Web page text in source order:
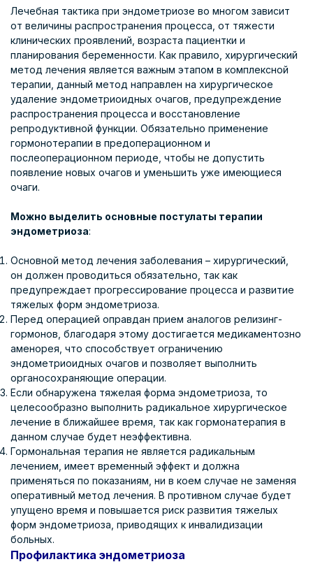
Лечебная тактика при эндометриозе во многом зависит
от величины распространения процесса, от тяжести
клинических проявлений, возраста пациентки и
планирования беременности. Как правило, хирургический
метод лечения является важным этапом в комплексной
терапии, данный метод направлен на хирургическое
удаление эндометриоидных очагов, предупреждение
распространения процесса и восстановление
репродуктивной функции. Обязательно применение
гормонотерапии в предоперационном и
послеоперационном периоде, чтобы не допустить
появление новых очагов и уменьшить уже имеющиеся
очаги.
Можно выделить основные постулаты терапии
эндометриоза:
Основной метод лечения заболевания – хирургический,
он должен проводиться обязательно, так как
предупреждает прогрессирование процесса и развитие
тяжелых форм эндометриоза.
Перед операцией оправдан прием аналогов релизинг-
гормонов, благодаря этому достигается медикаментозно
аменорея, что способствует ограничению
эндометриоидных очагов и позволяет выполнить
органосохраняющие операции.
Если обнаружена тяжелая форма эндометриоза, то
целесообразно выполнить радикальное хирургическое
лечение в ближайшее время, так как гормонатерапия в
данном случае будет неэффективна.
Гормональная терапия не является радикальным
лечением, имеет временный эффект и должна
применяться по показаниям, ни в коем случае не заменяя
оперативный метод лечения. В противном случае будет
упущено время и повышается риск развития тяжелых
форм эндометриоза, приводящих к инвалидизации
больных.
Профилактика эндометриоза